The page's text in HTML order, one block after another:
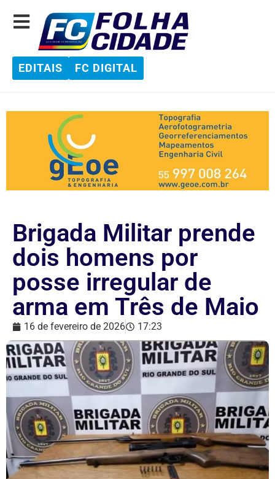
EDITAIS FC DIGITAL
Brigada Militar prende
dois homens por
posse irregular de
arma em Três de Maio
16 de fevereiro de 2026 17:23